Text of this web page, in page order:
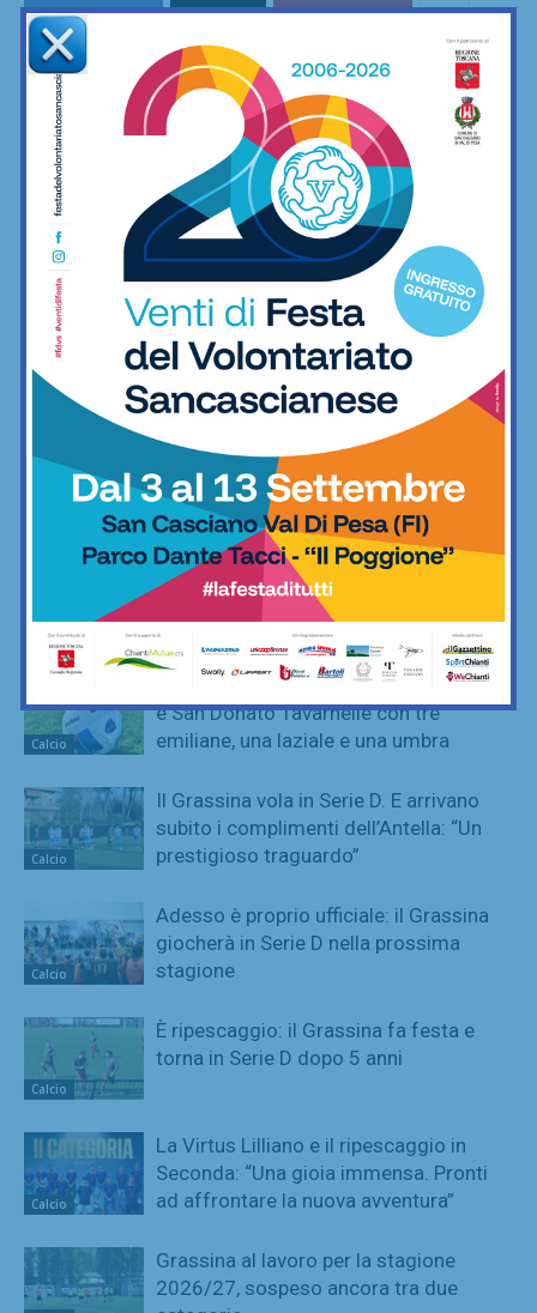
Facebook X Pinterest
Redazione
La redazione di SportChianti dà spazio, ogni giorno, a tutti gli
sport nei comuni chiantigiani: calcio, pallavolo, basket,
pallamano, baseball, karate, danza, ginnastica, ciclismo...
Articoli correlati
Coppa Italia di Serie D, il Grassina
comincia il 23 agosto contro la
Lucchese
Calcio
Serie D, ecco i gironi 2026/27. Grassina
e San Donato Tavarnelle con tre
emiliane, una laziale e una umbra
Calcio
Il Grassina vola in Serie D. E arrivano
subito i complimenti dell’Antella: “Un
prestigioso traguardo”
Calcio
Adesso è proprio ufficiale: il Grassina
giocherà in Serie D nella prossima
stagione
Calcio
È ripescaggio: il Grassina fa festa e
torna in Serie D dopo 5 anni
Calcio
La Virtus Lilliano e il ripescaggio in
Seconda: “Una gioia immensa. Pronti
ad affrontare la nuova avventura”
Grassina al lavoro per la stagione
2026/27, sospeso ancora tra due